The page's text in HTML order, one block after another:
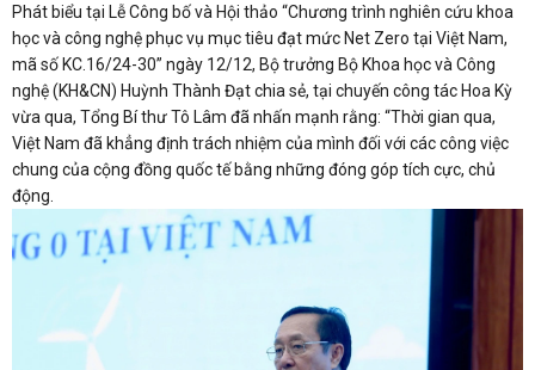
Phát biểu tại Lễ Công bố và Hội thảo “Chương trình nghiên cứu khoa
học và công nghệ phục vụ mục tiêu đạt mức Net Zero tại Việt Nam,
mã số KC.16/24-30” ngày 12/12, Bộ trưởng Bộ Khoa học và Công
nghệ (KH&CN) Huỳnh Thành Đạt chia sẻ, tại chuyến công tác Hoa Kỳ
vừa qua, Tổng Bí thư Tô Lâm đã nhấn mạnh rằng: “Thời gian qua,
Việt Nam đã khẳng định trách nhiệm của mình đối với các công việc
chung của cộng đồng quốc tế bằng những đóng góp tích cực, chủ
động.